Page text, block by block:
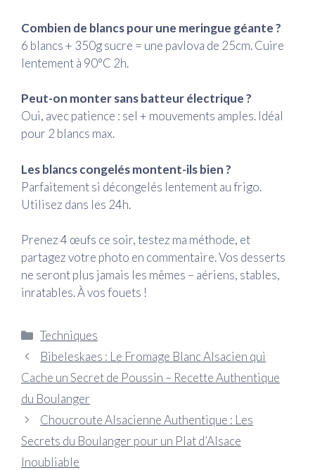
Combien de blancs pour une meringue géante ?
6 blancs + 350g sucre = une pavlova de 25cm. Cuire
lentement à 90°C 2h.
Peut-on monter sans batteur électrique ?
Oui, avec patience : sel + mouvements amples. Idéal
pour 2 blancs max.
Les blancs congelés montent-ils bien ?
Parfaitement si décongelés lentement au frigo.
Utilisez dans les 24h.
Prenez 4 œufs ce soir, testez ma méthode, et
partagez votre photo en commentaire. Vos desserts
ne seront plus jamais les mêmes – aériens, stables,
inratables. À vos fouets !
Catégories
Techniques
Bibeleskaes : Le Fromage Blanc Alsacien qui
Cache un Secret de Poussin – Recette Authentique
du Boulanger
Choucroute Alsacienne Authentique : Les
Secrets du Boulanger pour un Plat d’Alsace
Inoubliable